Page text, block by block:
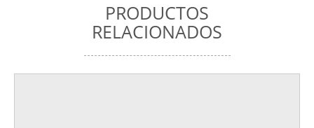
PRODUCTOS
RELACIONADOS